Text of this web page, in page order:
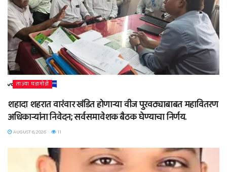
ताज्या घडामोडी
शहादा शहरात वारंवार खंडित होणाऱ्या वीज पुरवठ्याबाबत महावितरण
अधिकाऱ्यांना निवेदन; सर्वसमावेशक बैठक घेण्याचा निर्णय.
AUGUST 6, 2026 11